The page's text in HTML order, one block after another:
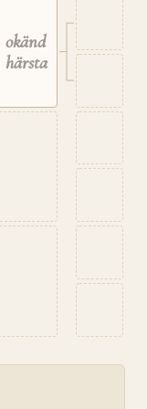
okänd
härstamning